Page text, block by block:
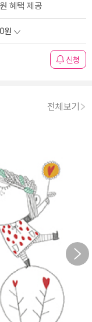
혜택 제공
원
신청
전체보기